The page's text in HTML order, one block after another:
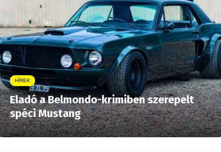
HÍREK
Eladó a Belmondo-krimiben szerepelt
spéci Mustang